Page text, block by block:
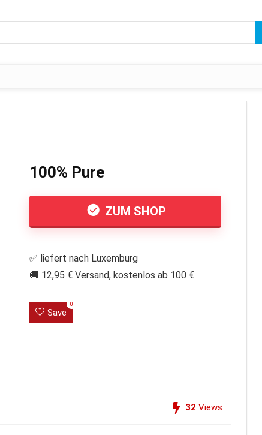
100% Pure
ZUM SHOP
✅ liefert nach Luxemburg
🚚 12,95 € Versand, kostenlos ab 100 €
Save
0
32 Views